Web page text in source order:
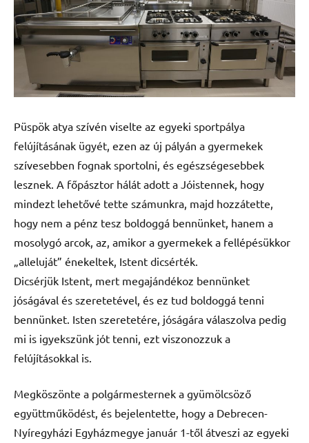
Püspök atya szívén viselte az egyeki sportpálya
felújításának ügyét, ezen az új pályán a gyermekek
szívesebben fognak sportolni, és egészségesebbek
lesznek. A főpásztor hálát adott a Jóistennek, hogy
mindezt lehetővé tette számunkra, majd hozzátette,
hogy nem a pénz tesz boldoggá bennünket, hanem a
mosolygó arcok, az, amikor a gyermekek a fellépésükkor
„alleluját” énekeltek, Istent dicsérték.
Dicsérjük Istent, mert megajándékoz bennünket
jóságával és szeretetével, és ez tud boldoggá tenni
bennünket. Isten szeretetére, jóságára válaszolva pedig
mi is igyekszünk jót tenni, ezt viszonozzuk a
felújításokkal is.
Megköszönte a polgármesternek a gyümölcsöző
együttműködést, és bejelentette, hogy a Debrecen-
Nyíregyházi Egyházmegye január 1-től átveszi az egyeki